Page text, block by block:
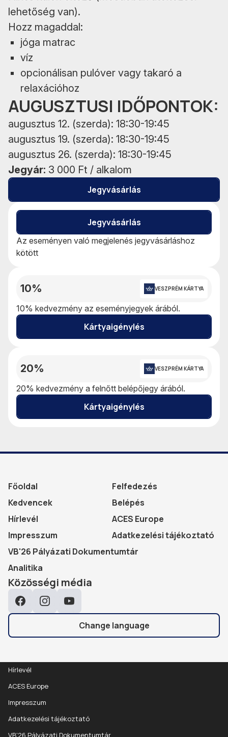
lehetőség van).
Hozz magaddal:
jóga matrac
víz
opcionálisan pulóver vagy takaró a
relaxációhoz
AUGUSZTUSI IDŐPONTOK:
augusztus 12. (szerda): 18:30-19:45
augusztus 19. (szerda): 18:30-19:45
augusztus 26. (szerda): 18:30-19:45
Jegyár: 3 000 Ft / alkalom
Jegyvásárlás
Jegyvásárlás
Az eseményen való megjelenés jegyvásárláshoz
kötött
10% VESZPRÉM KÁRTYA
10% kedvezmény az eseményjegyek árából.
Kártyaigénylés
20% VESZPRÉM KÁRTYA
20% kedvezmény a felnőtt belépőjegy árából.
Kártyaigénylés
Főoldal
Felfedezés
Kedvencek
Belépés
Hírlevél
ACES Europe
Impresszum
Adatkezelési tájékoztató
VB'26 Pályázati Dokumentumtár
Analitika
Közösségi média
FacebookInstagramYouTube
Change language
Hírlevél
ACES Europe
Impresszum
Adatkezelési tájékoztató
VB'26 Pályázati Dokumentumtár